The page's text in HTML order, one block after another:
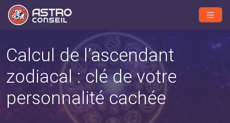
Calcul de l’ascendant
zodiacal : clé de votre
personnalité cachée